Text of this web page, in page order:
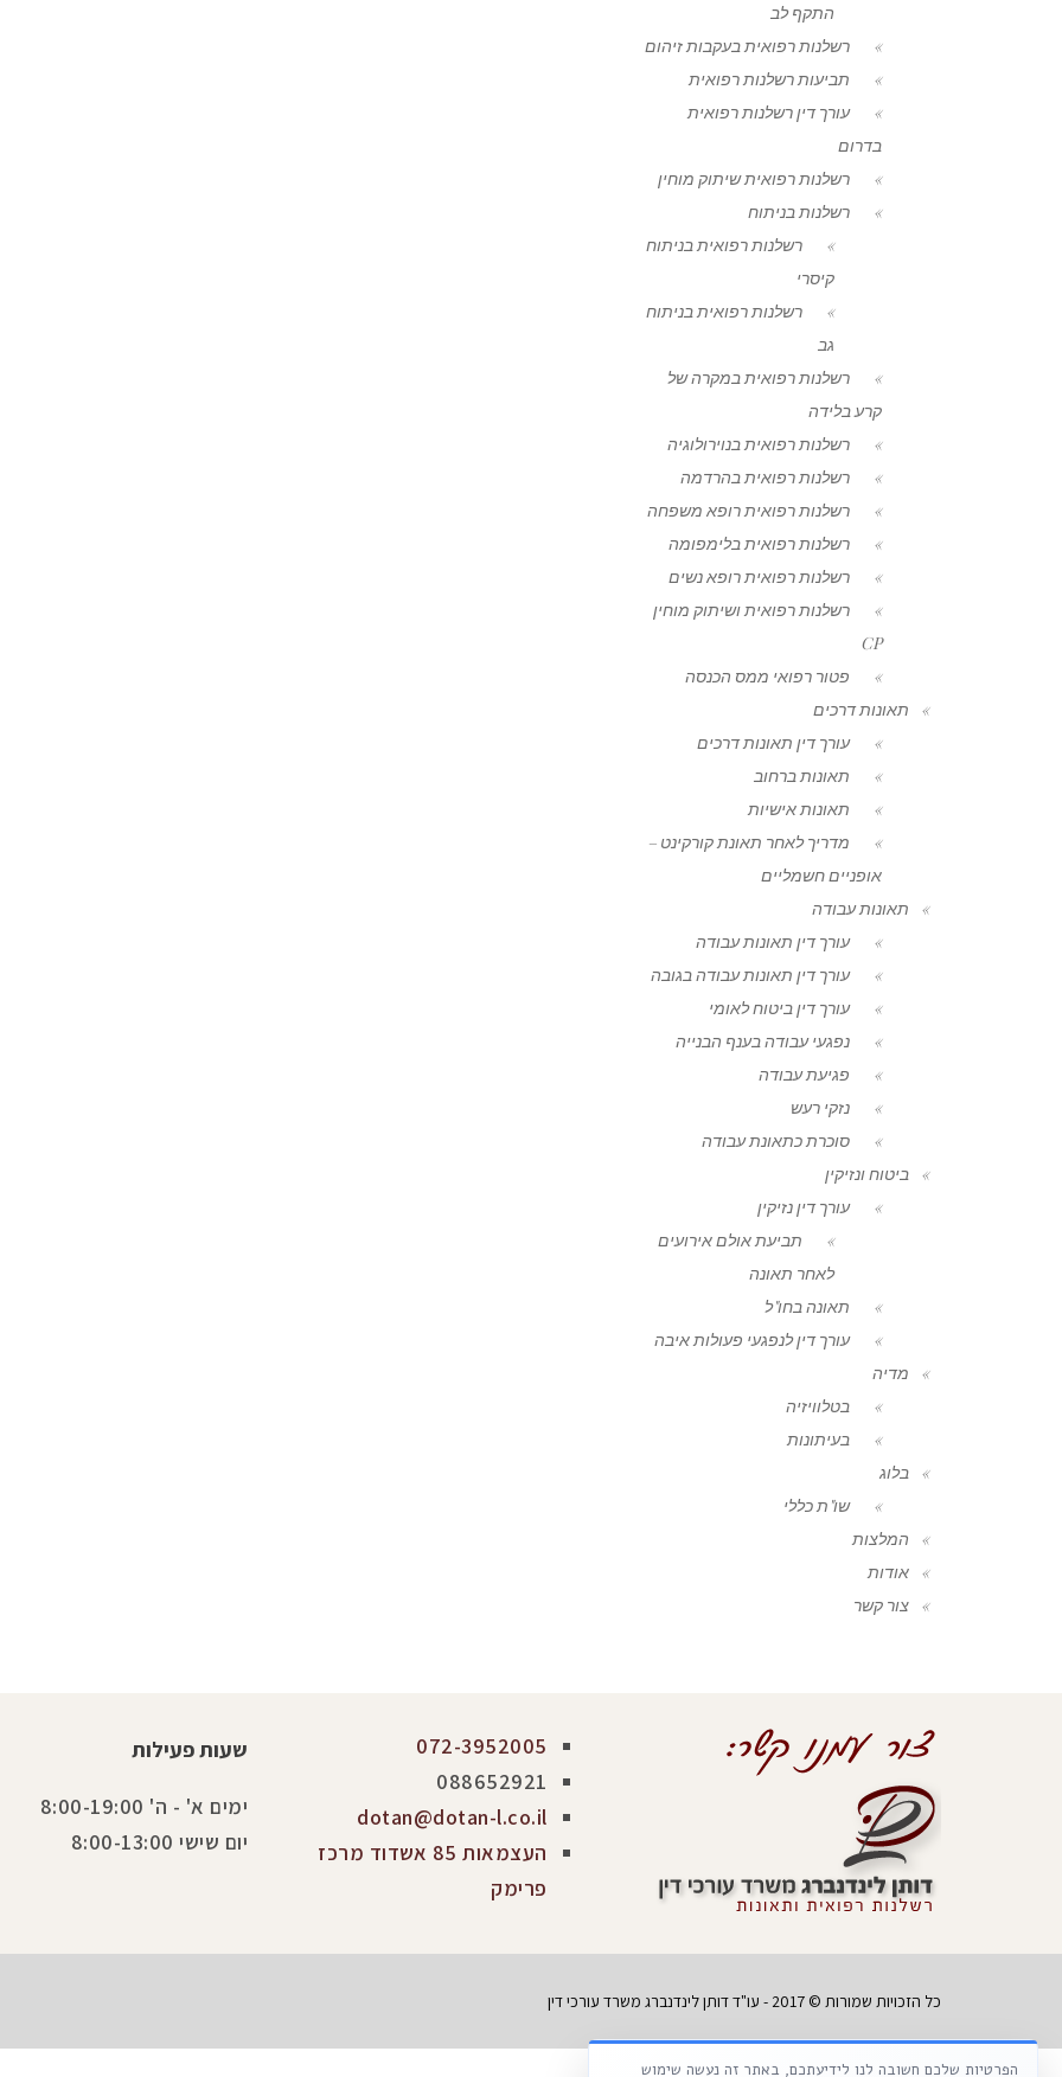
התקף לב
רשלנות רפואית בעקבות זיהום
תביעות רשלנות רפואית
עורך דין רשלנות רפואית
בדרום
רשלנות רפואית שיתוק מוחין
רשלנות בניתוח
רשלנות רפואית בניתוח
קיסרי
רשלנות רפואית בניתוח
גב
רשלנות רפואית במקרה של
קרע בלידה
רשלנות רפואית בנוירולוגיה
רשלנות רפואית בהרדמה
רשלנות רפואית רופא משפחה
רשלנות רפואית בלימפומה
רשלנות רפואית רופא נשים
רשלנות רפואית ושיתוק מוחין
CP
פטור רפואי ממס הכנסה
תאונות דרכים
עורך דין תאונות דרכים
תאונות ברחוב
תאונות אישיות
מדריך לאחר תאונת קורקינט –
אופניים חשמליים
תאונות עבודה
עורך דין תאונות עבודה
עורך דין תאונות עבודה בגובה
עורך דין ביטוח לאומי
נפגעי עבודה בענף הבנייה
פגיעת עבודה
נזקי רעש
סוכרת כתאונת עבודה
ביטוח ונזיקין
עורך דין נזיקין
תביעת אולם אירועים
לאחר תאונה
תאונה בחו"ל
עורך דין לנפגעי פעולות איבה
מדיה
בטלוויזיה
בעיתונות
בלוג
שו"ת כללי
המלצות
אודות
צור קשר
072-3952005
088652921
dotan@dotan-l.co.il
העצמאות 85 אשדוד מרכז
פרימק
שעות פעילות
ימים א' - ה' 8:00-19:00
יום שישי 8:00-13:00
כל הזכויות שמורות © 2017 - עו"ד דותן לינדנברג משרד עורכי דין
הפרטיות שלכם חשובה לנו לידיעתכם, באתר זה נעשה שימוש